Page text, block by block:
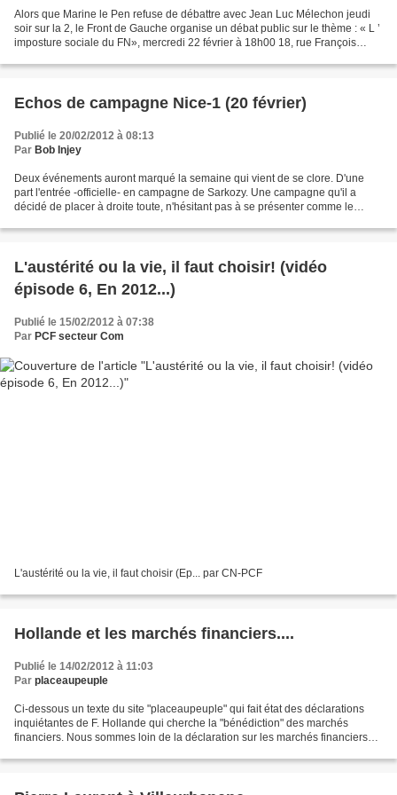
Alors que Marine le Pen refuse de débattre avec Jean Luc Mélechon jeudi
soir sur la 2, le Front de Gauche organise un débat public sur le thème : « L ’
imposture sociale du FN», mercredi 22 février à 18h00 18, rue François
Echos de campagne Nice-1 (20 février)
Publié le 20/02/2012 à 08:13
Par Bob Injey
Deux événements auront marqué la semaine qui vient de se clore. D'une
part l'entrée -officielle- en campagne de Sarkozy. Une campagne qu'il a
décidé de placer à droite toute, n'hésitant pas à se présenter comme le
L'austérité ou la vie, il faut choisir! (vidéo
épisode 6, En 2012...)
Publié le 15/02/2012 à 07:38
Par PCF secteur Com
L'austérité ou la vie, il faut choisir (Ep... par CN-PCF
Hollande et les marchés financiers....
Publié le 14/02/2012 à 11:03
Par placeaupeuple
Ci-dessous un texte du site "placeaupeuple" qui fait état des déclarations
inquiétantes de F. Hollande qui cherche la "bénédiction" des marchés
financiers. Nous sommes loin de la déclaration sur les marchés financiers